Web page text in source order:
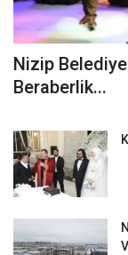
Nizip
Beraberlik...